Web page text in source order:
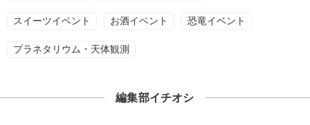
スイーツイベント お酒イベント 恐竜イベント
プラネタリウム・天体観測
編集部イチオシ